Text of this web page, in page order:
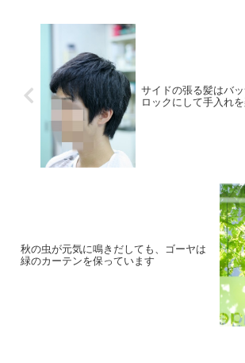
サイドの張る髪はバ
ロックにして手入れ
秋の虫が元気に鳴きだしても、ゴーヤは
緑のカーテンを保っています